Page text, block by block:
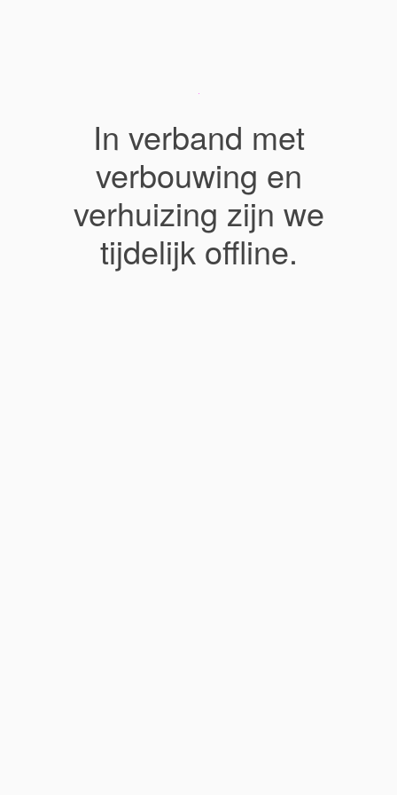
In verband met
verbouwing en
verhuizing zijn we
tijdelijk offline.